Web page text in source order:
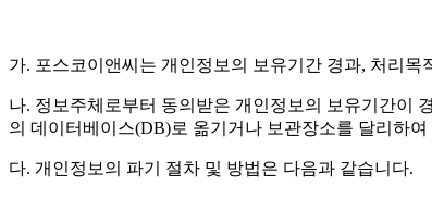
가. 포스코이앤씨는 개인정보의 보유기간 경과, 처리
나. 정보주체로부터 동의받은 개인정보의 보유기간이
의 데이터베이스(DB)로 옮기거나 보관장소를 달리하여
다. 개인정보의 파기 절차 및 방법은 다음과 같습니다.